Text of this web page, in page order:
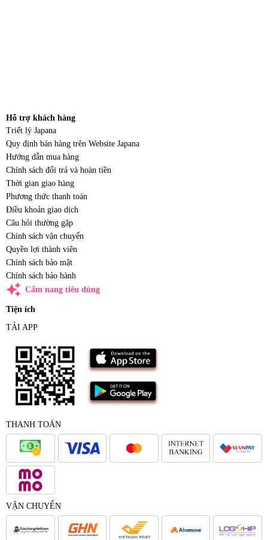
Hỗ trợ khách hàng
Triết lý Japana
Quy định bán hàng trên Website Japana
Hướng dẫn mua hàng
Chính sách đổi trả và hoàn tiền
Thời gian giao hàng
Phương thức thanh toán
Điều khoản giao dịch
Câu hỏi thường gặp
Chính sách vận chuyển
Quyền lợi thành viên
Chính sách bảo mật
Chính sách bảo hành
auto_awesome Cẩm nang tiêu dùng
Tiện ích
TẢI APP
THANH TOÁN
VẬN CHUYỂN